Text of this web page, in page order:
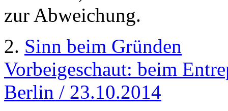
zur Abweichung.
2. Sinn beim Gründen
Vorbeigeschaut: beim
Berlin / 23.10.2014